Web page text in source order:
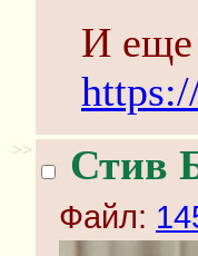
И еще
>> Стив
Файл: